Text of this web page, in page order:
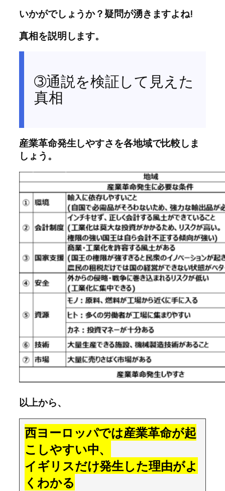
いかがでしょうか？疑問が湧きますよね!
真相を説明します。
➂通説を検証して見えた
真相
産業革命発生しやすさを各地域で比較しま
しょう。
以上から、
西ヨーロッパでは産業革命が起
こしやすい中、
イギリスだけ発生した理由がよ
くわかる